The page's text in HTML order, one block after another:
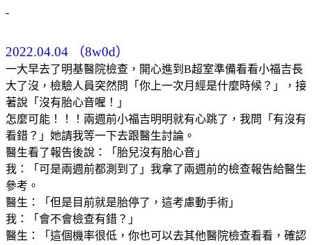
-
2022.04.04 （8w0d）
一大早去了明基醫院檢查，開心進到B超室準備看看小福吉長
大了沒，檢驗人員突然問「你上一次月經是什麼時候？」，接
著說「沒有胎心音喔！」
怎麼可能！！！兩週前小福吉明明就有心跳了，我問「有沒有
看錯？」她請我等一下去跟醫生討論。
醫生看了報告後說：「胎兒沒有胎心音」
我：「可是兩週前都測到了」我拿了兩週前的檢查報告給醫生
參考。
醫生：「但是目前就是胎停了，這考慮動手術」
我：「會不會檢查有錯？」
醫生：「這個機率很低，你也可以去其他醫院檢查看看，確認